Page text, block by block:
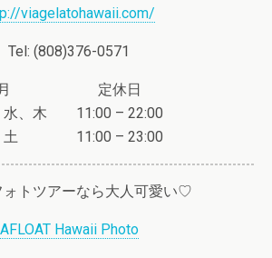
viagelatohawaii.com/
Tel: (808)376-0571
月 定休日
水、木 11:00 – 22:00
、土 11:00 – 23:00
ォトツアーなら大人可愛い♡
AFLOAT Hawaii Photo